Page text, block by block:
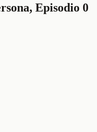
Episodio 0